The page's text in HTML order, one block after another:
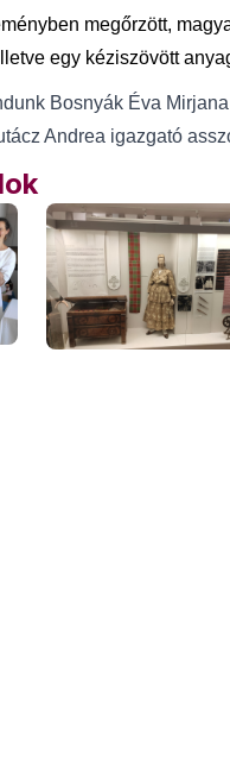
megőrzött,
egy kéziszövött
Bosnyák Éva
Andrea igazgató